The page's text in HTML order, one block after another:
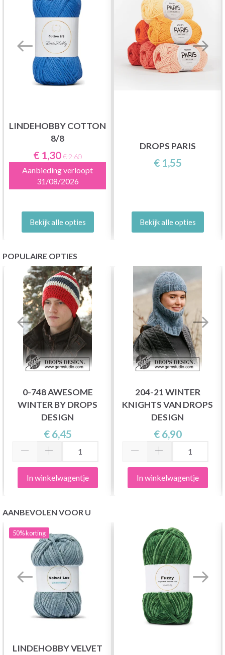
LINDEHOBBY COTTON
8/8
€ 1,30€ 2,60
Aanbieding verloopt
31/08/2026
Bekijk alle opties
DROPS PARIS
€ 1,55
Bekijk alle opties
POPULAIRE OPTIES
0-748 AWESOME
WINTER BY DROPS
DESIGN
€ 6,45
In winkelwagentje
204-21 WINTER
KNIGHTS VAN DROPS
DESIGN
€ 6,90
In winkelwagentje
AANBEVOLEN VOOR U
50%korting
LINDEHOBBY VELVET